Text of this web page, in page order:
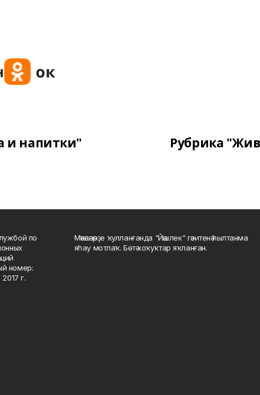
и напитки" Рубрика
по
номер:
г.
Мәҡәләләрҙе ҡулланғанда "Йәшлек" гәзитенә һылтанма
яһау мотлаҡ. Бөтә хоҡуҡтар яҡланған.